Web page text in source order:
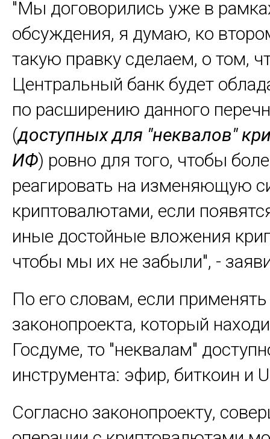
"Мы договорились уже в
обсуждения, я думаю, ко
такую правку сделаем, о том,
Центральный банк будет
по расширению данного
(доступных для "неквалов"
ИФ) ровно для того, чтобы
реагировать на изменяющую
криптовалютами, если
иные достойные вложения
чтобы мы их не забыли", -
По его словам, если
законопроекта, который
Госдуме, то "неквалам"
инструмента: эфир, биткоин и
Согласно законопроекту,